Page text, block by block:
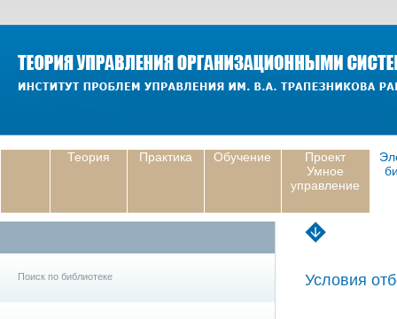
Теория Практика Обучение
Проект
Умное
управление
Поиск по библиотеке Условия